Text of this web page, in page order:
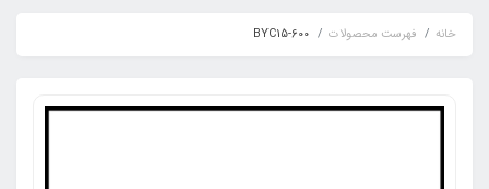
خانه فهرست محصولات BYC15-600